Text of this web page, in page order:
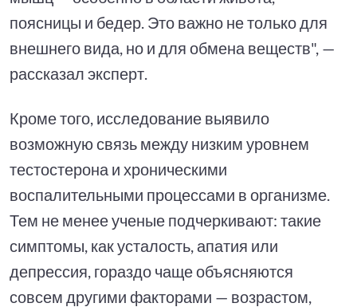
поясницы и бедер. Это важно не только для
внешнего вида, но и для обмена веществ", —
рассказал эксперт.
Кроме того, исследование выявило
возможную связь между низким уровнем
тестостерона и хроническими
воспалительными процессами в организме.
Тем не менее ученые подчеркивают: такие
симптомы, как усталость, апатия или
депрессия, гораздо чаще объясняются
совсем другими факторами — возрастом,